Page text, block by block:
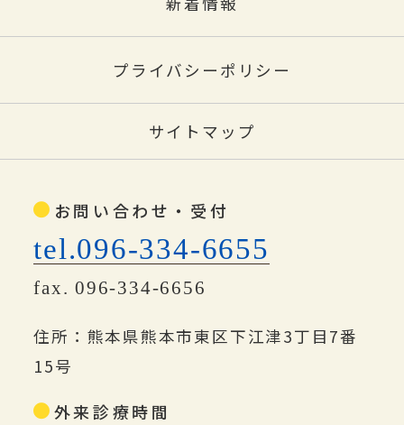
プライバシーポリシー
サイトマップ
お問い合わせ・受付
tel.096-334-6655
fax. 096-334-6656
住所：熊本県熊本市東区下江津3丁目7番
15号
外来診療時間